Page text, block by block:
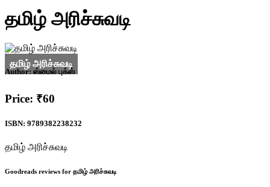
தமிழ் அரிச்சுவடி
Author: ஸ்மைல் புக்ஸ்
Price: ₹60
ISBN: 9789382238232
தமிழ் அரிச்சுவடி
Goodreads reviews for தமிழ் அரிச்சுவடி